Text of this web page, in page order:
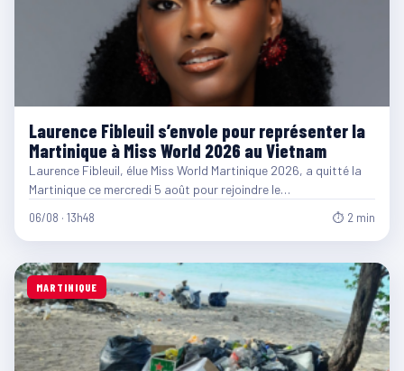
Laurence Fibleuil s’envole pour représenter la
Martinique à Miss World 2026 au Vietnam
Laurence Fibleuil, élue Miss World Martinique 2026, a quitté la
Martinique ce mercredi 5 août pour rejoindre le…
06/08 · 13h48 ⏱ 2 min
MARTINIQUE